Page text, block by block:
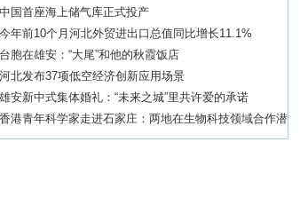
中国首座海上储气库正式投产
今年前10个月河北外贸进出口总值同比增长11.1%
台胞在雄安：“大尾”和他的秋霞饭店
河北发布37项低空经济创新应用场景
雄安新中式集体婚礼：“未来之城”里共许爱的承诺
香港青年科学家走进石家庄：两地在生物科技领域合作潜
力巨大